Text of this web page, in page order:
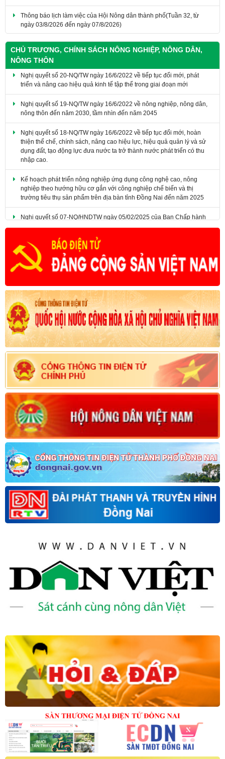
ngày 03/8/2026 đến ngày 07/8/2026)
CHỦ TRƯƠNG, CHÍNH SÁCH NÔNG NGHIỆP, NÔNG DÂN,
NÔNG THÔN
Nghị quyết số 20-NQ/TW ngày 16/6/2022 về tiếp tục đổi mới, phát
triển và nâng cao hiệu quả kinh tế tập thể trong giai đoạn mới
nông thôn đến năm 2030, tầm nhìn đến năm 2045
thiện thể chế, chính sách, nâng cao hiệu lực, hiệu quả quản lý và sử
dụng đất, tạo động lực đưa nước ta trở thành nước phát triển có thu
nhập cao.
nghiệp theo hướng hữu cơ gắn với công nghiệp chế biến và thị
trường tiêu thụ sản phẩm trên địa bàn tỉnh Đồng Nai đến năm 2025
Trung ương Hội Nông dân Việt Nam (khóa VIII) về đổi mới và nâng
cao chất lượng công tác tuyên truyền, vận động nông dân đáp ứng
yêu cầu nhiệm vụ cách mạng trong giai đoạn mới